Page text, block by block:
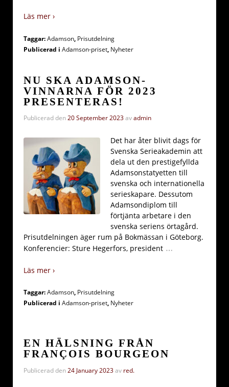
Läs mer ›
Taggar:Adamson, Prisutdelning
Publicerad i Adamson-priset, Nyheter
NU SKA ADAMSON-
VINNARNA FÖR 2023
PRESENTERAS!
Publicerad den20 September 2023avadmin
Det har åter blivit dags för
Svenska Serieakademin att
dela ut den prestigefyllda
Adamsonstatyetten till
svenska och internationella
serieskapare. Dessutom
Adamsondiplom till
förtjänta arbetare i den
svenska seriens örtagård.
Prisutdelningen äger rum på Bokmässan i Göteborg.
Konferencier: Sture Hegerfors, president …
Läs mer ›
Taggar:Adamson, Prisutdelning
Publicerad i Adamson-priset, Nyheter
EN HÄLSNING FRÅN
FRANÇOIS BOURGEON
Publicerad den24 January 2023av red.